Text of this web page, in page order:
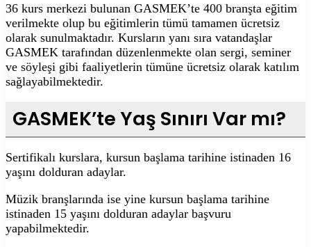
36 kurs merkezi bulunan GASMEK’te 400 branşta eğitim
verilmekte olup bu eğitimlerin tümü tamamen ücretsiz
olarak sunulmaktadır. Kursların yanı sıra vatandaşlar
GASMEK tarafından düzenlenmekte olan sergi, seminer
ve söyleşi gibi faaliyetlerin tümüne ücretsiz olarak katılım
sağlayabilmektedir.
GASMEK’te Yaş Sınırı Var mı?
Sertifikalı kurslara, kursun başlama tarihine istinaden 16
yaşını dolduran adaylar.
Müzik branşlarında ise yine kursun başlama tarihine
istinaden 15 yaşını dolduran adaylar başvuru
yapabilmektedir.